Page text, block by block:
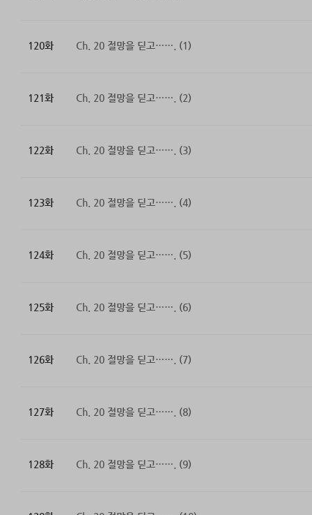
120화 Ch. 20 절망을 딛고……. (1)
121화 Ch. 20 절망을 딛고……. (2)
122화 Ch. 20 절망을 딛고……. (3)
123화 Ch. 20 절망을 딛고……. (4)
124화 Ch. 20 절망을 딛고……. (5)
125화 Ch. 20 절망을 딛고……. (6)
126화 Ch. 20 절망을 딛고……. (7)
127화 Ch. 20 절망을 딛고……. (8)
128화 Ch. 20 절망을 딛고……. (9)